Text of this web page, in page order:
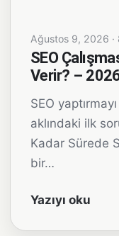
Ağustos 9, 2026 ·
SEO
Verir? –
SEO
aklındaki ilk
Kadar Sürede
bir…
Yazıyı oku